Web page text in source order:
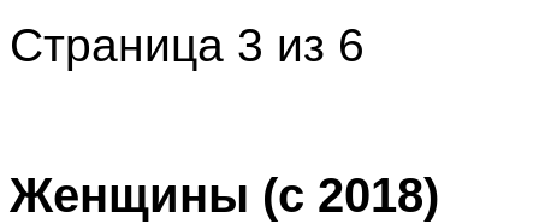
Страница 3 из 6
Женщины (с 2018)